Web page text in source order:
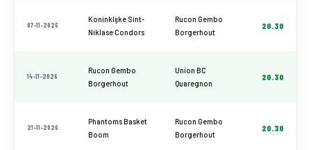
07-11-2026
Koninklijke Sint-
Niklase Condors
Rucon Gembo
Borgerhout
20.30
14-11-2026
Rucon Gembo
Borgerhout
Union BC
Quaregnon
20.30
21-11-2026
Phantoms Basket
Boom
Rucon Gembo
Borgerhout
20.30